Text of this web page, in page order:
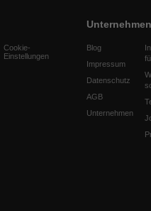
Cookie-
Einstellungen
Unternehmen
Blog
Impressum
Datenschutz
AGB
Unternehmen